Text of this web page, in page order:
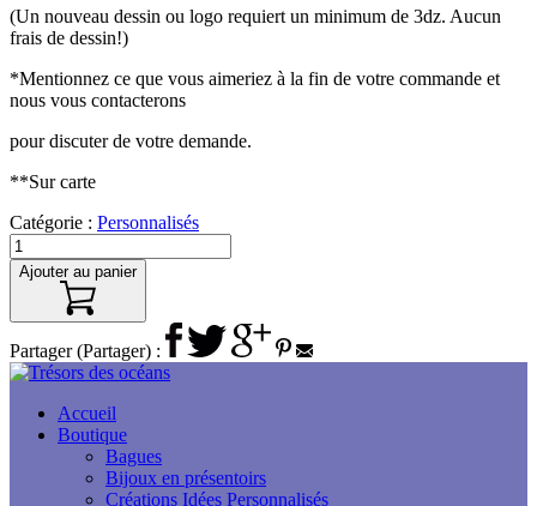
(Un nouveau dessin ou logo requiert un minimum de 3dz. Aucun
frais de dessin!)
*Mentionnez ce que vous aimeriez à la fin de votre commande et
nous vous contacterons
pour discuter de votre demande.
**Sur carte
Catégorie : Personnalisés
Ajouter au panier
Partager (Partager) :
Accueil
Boutique
Bagues
Bijoux en présentoirs
Créations Idées Personnalisés